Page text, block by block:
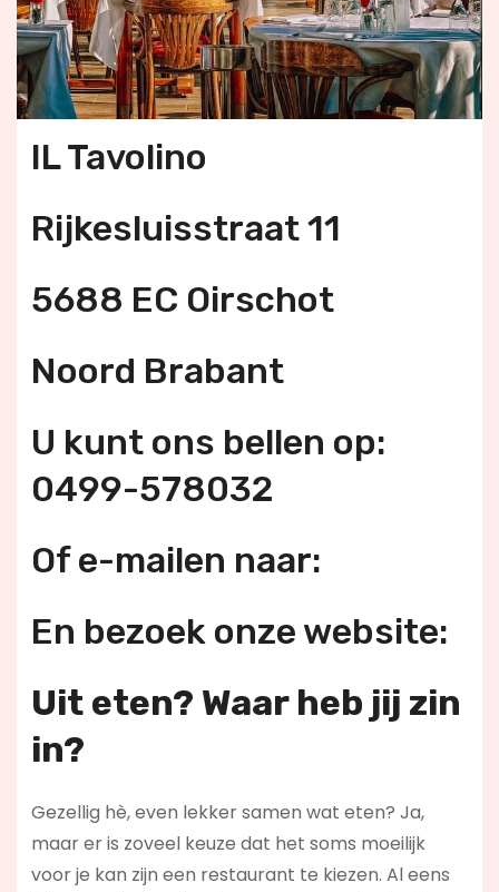
IL Tavolino
Rijkesluisstraat 11
5688 EC Oirschot
Noord Brabant
U kunt ons bellen op:
0499-578032
Of e-mailen naar:
En bezoek onze website:
Uit eten? Waar heb jij zin
in?
Gezellig hè, even lekker samen wat eten? Ja,
maar er is zoveel keuze dat het soms moeilijk
voor je kan zijn een restaurant te kiezen. Al eens